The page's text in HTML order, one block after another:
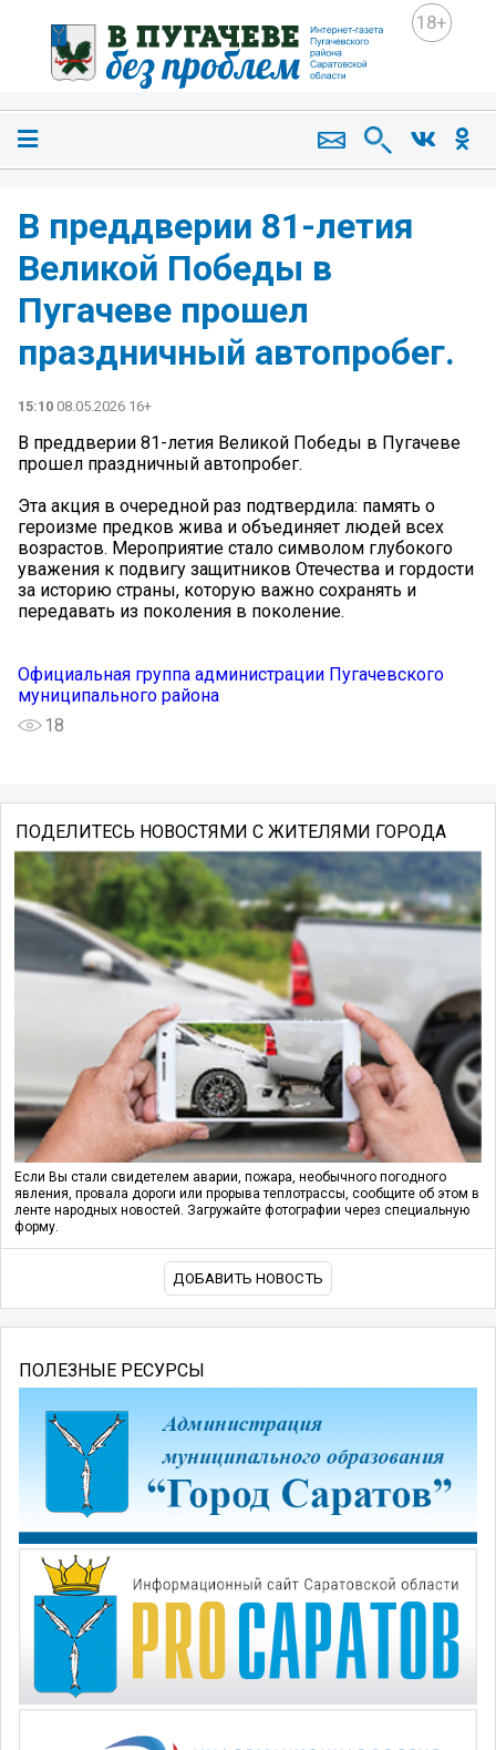
18+
В преддверии 81-летия
Великой Победы в
Пугачеве прошел
праздничный автопробег.
15:10 08.05.2026 16+
В преддверии 81-летия Великой Победы в Пугачеве
прошел праздничный автопробег.
Эта акция в очередной раз подтвердила: память о
героизме предков жива и объединяет людей всех
возрастов. Мероприятие стало символом глубокого
уважения к подвигу защитников Отечества и гордости
за историю страны, которую важно сохранять и
передавать из поколения в поколение.
Официальная группа администрации Пугачевского
муниципального района
18
ПОДЕЛИТЕСЬ НОВОСТЯМИ С ЖИТЕЛЯМИ ГОРОДА
Если Вы стали свидетелем аварии, пожара, необычного погодного
явления, провала дороги или прорыва теплотрассы, сообщите об этом в
ленте народных новостей. Загружайте фотографии через специальную
форму.
ДОБАВИТЬ НОВОСТЬ
ПОЛЕЗНЫЕ РЕСУРСЫ